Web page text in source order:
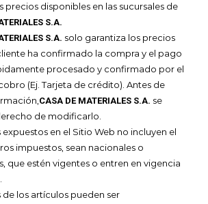
precios disponibles en las sucursales de
S.A.
S.A. solo garantiza los precios
ha confirmado la compra y el pago
procesado y confirmado por el
(Ej. Tarjeta de crédito). Antes de
CASA DE MATERIALES S.A. se
de modificarlo.
expuestos en el Sitio Web no incluyen el
impuestos, sean nacionales o
que estén vigentes o entren en vigencia
de los artículos pueden ser